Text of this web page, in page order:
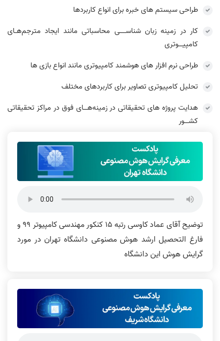
طراحی سیستم های خبره برای انواع کاربردها
کار در زمینه زبان شناســـی محاسباتی مانند ایجاد مترجم‌هـای
کامپیــوتری
طراحی نرم افزار های هوشمند کامپیوتری مانند انواع بازی ها
تحلیل کامپیوتری تصاویر برای کاربردهای مختلف
هدایت پروژه های تحقیقاتی در زمینه‌هــای فوق در مراکز تحقیقاتی
کشــور
توضیح آقای عماد کاوسی رتبه 15 کنکور مهندسی کامپیوتر 99 و
فارغ التحصیل ارشد هوش مصنوعی دانشگاه تهران در مورد
گرایش هوش این دانشگاه